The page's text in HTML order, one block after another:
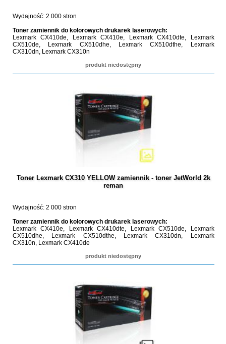
Wydajność: 2 000 stron
Toner zamiennik do kolorowych drukarek laserowych:
Lexmark CX410de, Lexmark CX410e, Lexmark CX410dte, Lexmark
CX510de, Lexmark CX510dhe, Lexmark CX510dthe, Lexmark
CX310dn, Lexmark CX310n
produkt niedostępny
Toner Lexmark CX310 YELLOW zamiennik - toner JetWorld 2k
reman
Wydajność: 2 000 stron
Toner zamiennik do kolorowych drukarek laserowych:
Lexmark CX410e, Lexmark CX410dte, Lexmark CX510de, Lexmark
CX510dhe, Lexmark CX510dthe, Lexmark CX310dn, Lexmark
CX310n, Lexmark CX410de
produkt niedostępny